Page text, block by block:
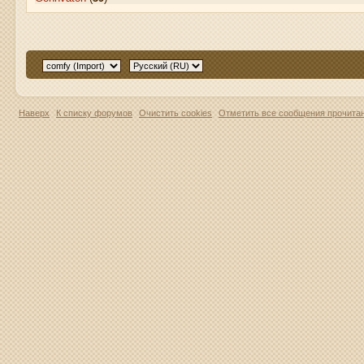
Наверх К списку форумов Очистить cookies Отметить все сообщения